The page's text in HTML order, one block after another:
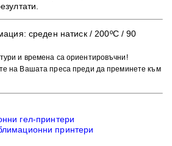
среден натиск / 200ºC / 90
и времена са ориентировъчни!
на Вашата преса преди да преминете към
гел-принтери
принтери